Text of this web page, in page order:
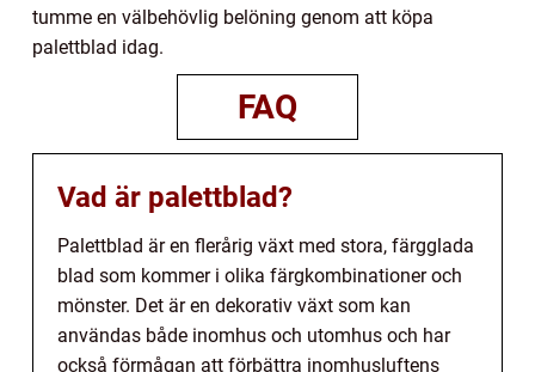
tumme en välbehövlig belöning genom att köpa
palettblad idag.
FAQ
Vad är palettblad?
Palettblad är en flerårig växt med stora, färgglada
blad som kommer i olika färgkombinationer och
mönster. Det är en dekorativ växt som kan
användas både inomhus och utomhus och har
också förmågan att förbättra inomhusluftens